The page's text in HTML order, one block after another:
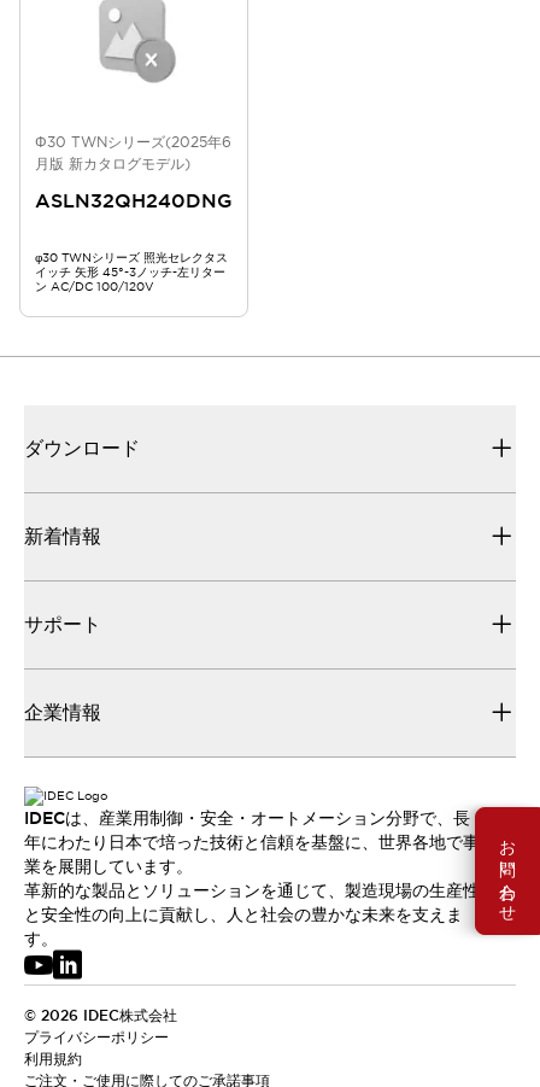
お問い合わせ
Φ30 TWNシリーズ(2025年6
月版 新カタログモデル)
ASLN32QH240DNG
φ30 TWNシリーズ 照光セレクタス
イッチ 矢形 45°-3ノッチ-左リター
ン AC/DC 100/120V
ダウンロード
新着情報
サポート
企業情報
IDECは、産業用制御・安全・オートメーション分野で、長
年にわたり日本で培った技術と信頼を基盤に、世界各地で事
業を展開しています。
革新的な製品とソリューションを通じて、製造現場の生産性
と安全性の向上に貢献し、人と社会の豊かな未来を支えま
す。
© 2026 IDEC株式会社
プライバシーポリシー
利用規約
ご注文・ご使用に際してのご承諾事項